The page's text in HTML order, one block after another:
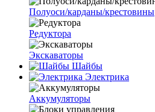
Полуоси/карданы/крестовины
Редуктора
Экскаваторы
Шайбы
Электрика
Аккумуляторы